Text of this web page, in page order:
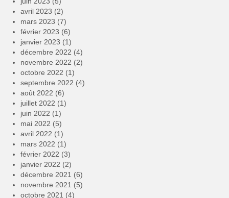
avril 2023 (2)
mars 2023 (7)
février 2023 (6)
janvier 2023 (1)
décembre 2022 (4)
novembre 2022 (2)
octobre 2022 (1)
septembre 2022 (4)
août 2022 (6)
juillet 2022 (1)
juin 2022 (1)
mai 2022 (5)
avril 2022 (1)
mars 2022 (1)
février 2022 (3)
janvier 2022 (2)
décembre 2021 (6)
novembre 2021 (5)
octobre 2021 (4)